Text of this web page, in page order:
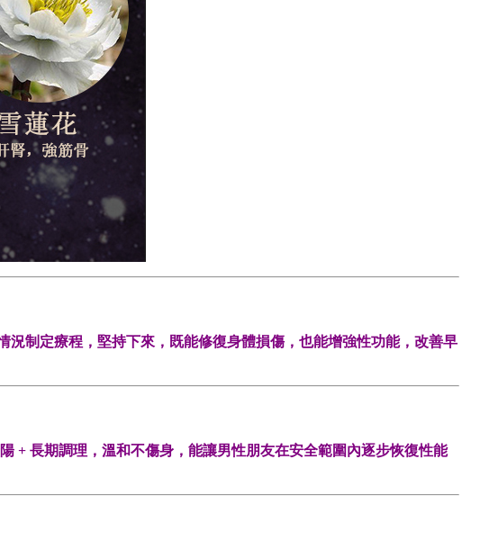
制定療程，堅持下來，既能修復身體損傷，也能增強性功能，改善早
+ 長期調理，溫和不傷身，能讓男性朋友在安全範圍內逐步恢復性能